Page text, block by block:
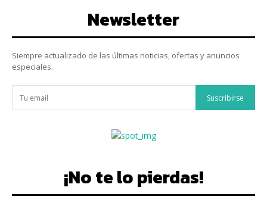
Newsletter
Siempre actualizado de las últimas noticias, ofertas y anuncios
especiales.
Suscribirse
¡No te lo pierdas!